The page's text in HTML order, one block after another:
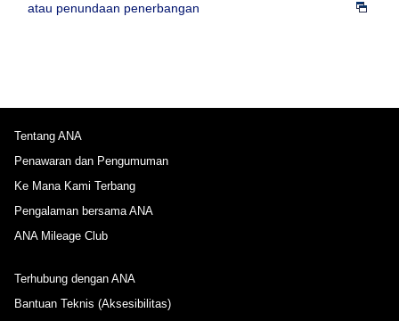
atau penundaan penerbangan
Tentang ANA
Penawaran dan Pengumuman
Ke Mana Kami Terbang
Pengalaman bersama ANA
ANA Mileage Club
Terhubung dengan ANA
Bantuan Teknis (Aksesibilitas)